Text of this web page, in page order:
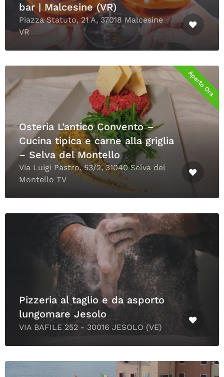
bar | Malcesine (VR)
Piazza Statuto, 21 A, 37018 Malcesine
VR
Aperto Ora
Osteria L’antico Convento –
Cucina tipica e carne alla griglia
– Selva del Montello
Via Luigi Pastro, 53/2, 31040 Selva del
Montello TV
Pizzeria al taglio e da asporto
lungomare Jesolo
VIA BAFILE 252 - 30016 JESOLO (VE)